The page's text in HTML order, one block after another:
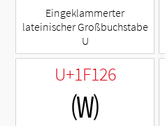
Eingeklammerter
lateinischer Großbuchstabe
U
U+1F126
🄦